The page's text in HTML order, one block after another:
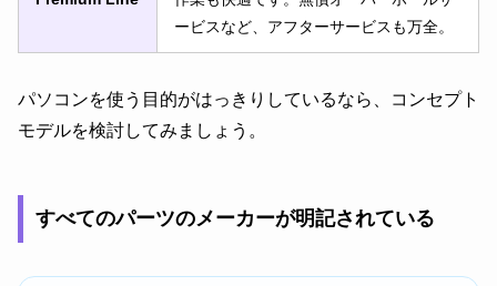
ービスなど、アフターサービスも万全。
パソコンを使う目的がはっきりしているなら、コンセプト
モデルを検討してみましょう。
すべてのパーツのメーカーが明記されている